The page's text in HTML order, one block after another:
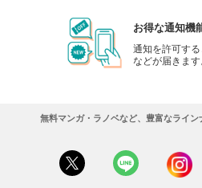
子供の科学 2023年12月号
734円 (税込)
あらすじを表示する
子供の科学 2023年11月号
円 (税込)
お得な通知機
通知を許可す
などが届きます
無料マンガ・ラノベなど、豊富なライン